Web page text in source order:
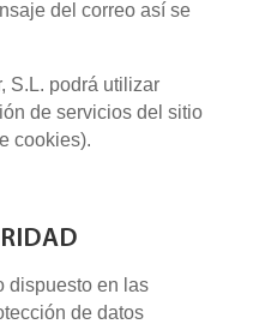
del correo así se
S.L. podrá utilizar
de servicios del sitio
cookies).
dispuesto en las
de datos